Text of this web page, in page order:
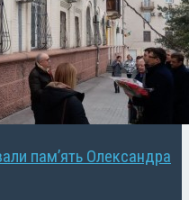
пам’ять Олександра